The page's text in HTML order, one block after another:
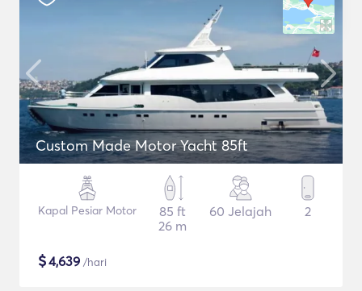
Custom Made Motor Yacht 85ft
Kapal Pesiar Motor
85 ft
26 m
60 Jelajah 2
$4,639 /hari